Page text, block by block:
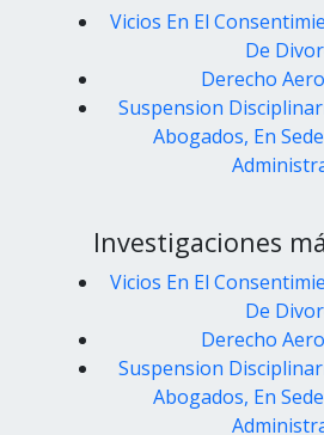
Vicios En El
De
Derecho
Suspension
Abogados, En
Investigaciones
Vicios En El
De
Derecho
Suspension
Abogados, En